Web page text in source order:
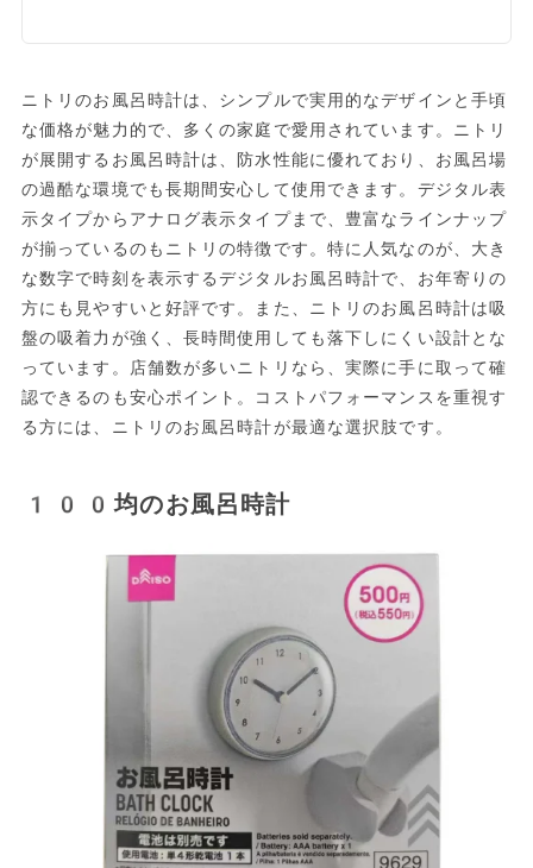
ニトリのお風呂時計は、シンプルで実用的なデザインと手頃
な価格が魅力的で、多くの家庭で愛用されています。ニトリ
が展開するお風呂時計は、防水性能に優れており、お風呂場
の過酷な環境でも長期間安心して使用できます。デジタル表
示タイプからアナログ表示タイプまで、豊富なラインナップ
が揃っているのもニトリの特徴です。特に人気なのが、大き
な数字で時刻を表示するデジタルお風呂時計で、お年寄りの
方にも見やすいと好評です。また、ニトリのお風呂時計は吸
盤の吸着力が強く、長時間使用しても落下しにくい設計とな
っています。店舗数が多いニトリなら、実際に手に取って確
認できるのも安心ポイント。コストパフォーマンスを重視す
る方には、ニトリのお風呂時計が最適な選択肢です。
100均のお風呂時計